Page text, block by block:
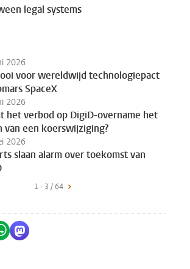
legal systems
2026
voor wereldwijd technologiepact
SpaceX
2026
het verbod op DigiD-overname het
van een koerswijziging?
2026
slaan alarm over toekomst van
1 - 3 / 64
Bluesky
op LinkedIn
Delen via WhatsApp
Delen via Mastodon